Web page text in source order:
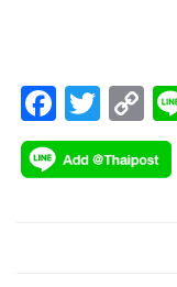
F
ac
e
T
wi
tt
C
o
p